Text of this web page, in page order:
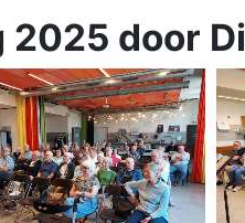
2025 door